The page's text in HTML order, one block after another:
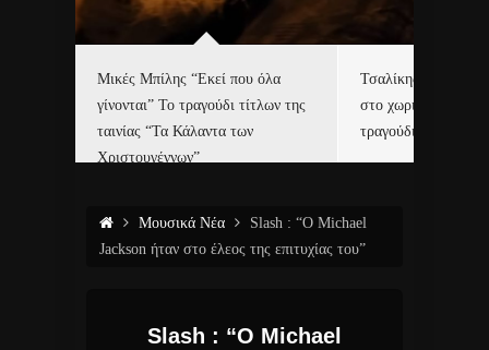
Μικές Μπίλης “Εκεί που όλα
γίνονται” Το τραγούδι τίτλων της
ταινίας “Τα Κάλαντα των
Χριστουγέννων”
Τσαλίκης,
στο χωριό του Άι
τραγούδι και video
Μουσικά Νέα
Slash : “Ο Michael
Jackson ήταν στο έλεος της επιτυχίας του”
Slash : “Ο Michael